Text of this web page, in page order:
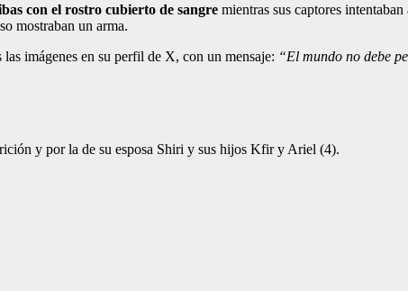
con el rostro cubierto de sangre mientras sus captores
mostraban un arma.
imágenes en su perfil de X, con un mensaje: “El mundo no debe
y por la de su esposa Shiri y sus hijos Kfir y Ariel (4).